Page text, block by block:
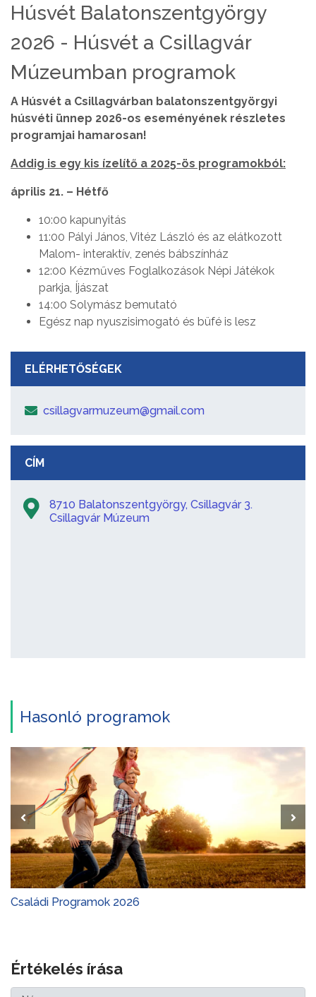
Húsvét Balatonszentgyörgy
2026 - Húsvét a Csillagvár
Múzeumban programok
A Húsvét a Csillagvárban balatonszentgyörgyi
húsvéti ünnep 2026-os eseményének részletes
programjai hamarosan!
Addig is egy kis ízelítő a 2025-ös programokból:
április 21. – Hétfő
10:00 kapunyitás
11:00 Pályi János, Vitéz László és az elátkozott
Malom- interaktív, zenés bábszínház
12:00 Kézműves Foglalkozások Népi Játékok
parkja, Íjászat
14:00 Solymász bemutató
Egész nap nyuszisimogató és büfé is lesz
ELÉRHETŐSÉGEK
csillagvarmuzeum@gmail.com
CÍM
8710 Balatonszentgyörgy, Csillagvár 3.
Csillagvár Múzeum
Hasonló programok
Családi Programok 2026
Értékelés írása